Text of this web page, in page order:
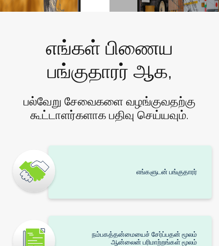
எங்கள் பிணைய
பங்குதாரர் ஆக,
பல்வேறு சேவைகளை வழங்குவதற்கு
கூட்டாளர்களாக பதிவு செய்யவும்.
எங்களுடன் பங்குதாரர்
நம்பகத்தன்மையைச் சேர்ப்பதன் மூலம்
ஆன்லைன் பரிமாற்றங்கள் மூலம்